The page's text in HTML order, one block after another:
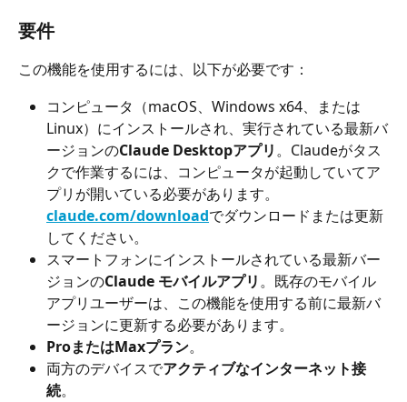
要件
この機能を使用するには、以下が必要です：
コンピュータ（macOS、Windows x64、または
Linux）にインストールされ、実行されている最新バ
ージョンのClaude Desktopアプリ。Claudeがタス
クで作業するには、コンピュータが起動していてア
プリが開いている必要があります。
claude.com/downloadでダウンロードまたは更新
してください。
スマートフォンにインストールされている最新バー
ジョンのClaude モバイルアプリ。既存のモバイル
アプリユーザーは、この機能を使用する前に最新バ
ージョンに更新する必要があります。
ProまたはMaxプラン。
両方のデバイスでアクティブなインターネット接
続。